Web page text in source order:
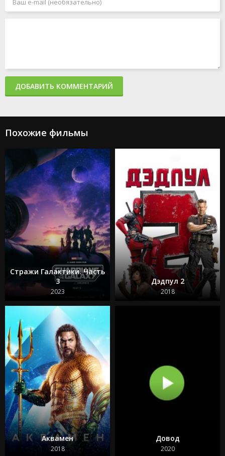
Человек-паук: Паутина вселенных
Акулы в Париже
Каскадёры
Аргайл: Супершпион
Стражи Галактики. Часть 3
Ловушка
Подземелья и драконы: Честь среди воров
Каратэ-пацан: Легенды
Трансформеры: Восхождение Звероботов
Из моего окна 2: За морями
Моана 2
Веном: Последний танец
Изгоняющий дьявола: Верующий
Особо опасный пассажир
Супер Майк: Последний танец
Крушение
Охотники за привидениями: Леденящий ужас
Кокаиновый медведь
Из моего окна 3: Новая встреча
Зеленая миля
Достать ножи 2: Стеклянная луковица
Круче некуда
Бессмертная гвардия 2
Битлджус Битлджус 2
Гран Туризмо
Ад Данте
Шазам! 2 Ярость богов
Телохранитель на фрилансе
ДОБАВИТЬ КОММЕНТАРИЙ
Похожие фильмы
Стражи Галактики. Часть
3
2023
Дэдпул 2
2018
Аквамен
2018
Довод
2020